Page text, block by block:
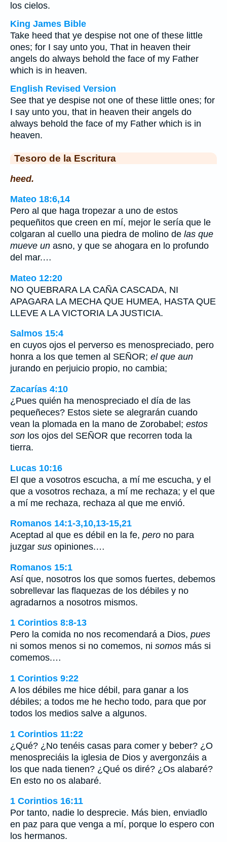
los cielos.
King James Bible
Take heed that ye despise not one of these little
ones; for I say unto you, That in heaven their
angels do always behold the face of my Father
which is in heaven.
English Revised Version
See that ye despise not one of these little ones; for
I say unto you, that in heaven their angels do
always behold the face of my Father which is in
heaven.
Tesoro de la Escritura
heed.
Mateo 18:6,14
Pero al que haga tropezar a uno de estos
pequeñitos que creen en mí, mejor le sería que le
colgaran al cuello una piedra de molino de las que
mueve un asno, y que se ahogara en lo profundo
del mar.…
Mateo 12:20
NO QUEBRARA LA CAÑA CASCADA, NI
APAGARA LA MECHA QUE HUMEA, HASTA QUE
LLEVE A LA VICTORIA LA JUSTICIA.
Salmos 15:4
en cuyos ojos el perverso es menospreciado, pero
honra a los que temen al SEÑOR; el que aun
jurando en perjuicio propio, no cambia;
Zacarías 4:10
¿Pues quién ha menospreciado el día de las
pequeñeces? Estos siete se alegrarán cuando
vean la plomada en la mano de Zorobabel; estos
son los ojos del SEÑOR que recorren toda la
tierra.
Lucas 10:16
El que a vosotros escucha, a mí me escucha, y el
que a vosotros rechaza, a mí me rechaza; y el que
a mí me rechaza, rechaza al que me envió.
Romanos 14:1-3,10,13-15,21
Aceptad al que es débil en la fe, pero no para
juzgar sus opiniones.…
Romanos 15:1
Así que, nosotros los que somos fuertes, debemos
sobrellevar las flaquezas de los débiles y no
agradarnos a nosotros mismos.
1 Corintios 8:8-13
Pero la comida no nos recomendará a Dios, pues
ni somos menos si no comemos, ni somos más si
comemos.…
1 Corintios 9:22
A los débiles me hice débil, para ganar a los
débiles; a todos me he hecho todo, para que por
todos los medios salve a algunos.
1 Corintios 11:22
¿Qué? ¿No tenéis casas para comer y beber? ¿O
menospreciáis la iglesia de Dios y avergonzáis a
los que nada tienen? ¿Qué os diré? ¿Os alabaré?
En esto no os alabaré.
1 Corintios 16:11
Por tanto, nadie lo desprecie. Más bien, enviadlo
en paz para que venga a mí, porque lo espero con
los hermanos.